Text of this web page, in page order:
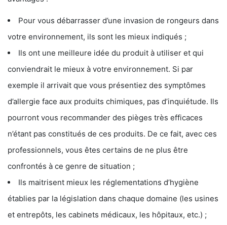
Pour vous débarrasser d’une invasion de rongeurs dans
votre environnement, ils sont les mieux indiqués ;
Ils ont une meilleure idée du produit à utiliser et qui
conviendrait le mieux à votre environnement. Si par
exemple il arrivait que vous présentiez des symptômes
d’allergie face aux produits chimiques, pas d’inquiétude. Ils
pourront vous recommander des pièges très efficaces
n’étant pas constitués de ces produits. De ce fait, avec ces
professionnels, vous êtes certains de ne plus être
confrontés à ce genre de situation ;
Ils maitrisent mieux les réglementations d’hygiène
établies par la législation dans chaque domaine (les usines
et entrepôts, les cabinets médicaux, les hôpitaux, etc.) ;